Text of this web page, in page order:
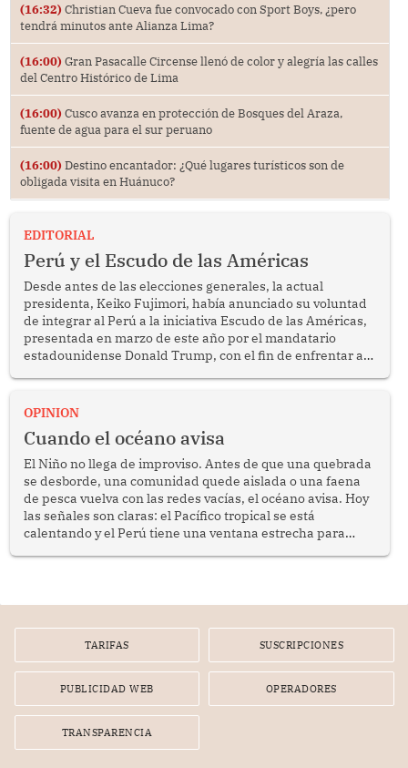
(16:32) Christian Cueva fue convocado con Sport Boys, ¿pero
tendrá minutos ante Alianza Lima?
(16:00) Gran Pasacalle Circense llenó de color y alegría las calles
del Centro Histórico de Lima
(16:00) Cusco avanza en protección de Bosques del Araza,
fuente de agua para el sur peruano
(16:00) Destino encantador: ¿Qué lugares turísticos son de
obligada visita en Huánuco?
EDITORIAL
Perú y el Escudo de las Américas
Desde antes de las elecciones generales, la actual
presidenta, Keiko Fujimori, había anunciado su voluntad
de integrar al Perú a la iniciativa Escudo de las Américas,
presentada en marzo de este año por el mandatario
estadounidense Donald Trump, con el fin de enfrentar al
OPINION
Cuando el océano avisa
El Niño no llega de improviso. Antes de que una quebrada
se desborde, una comunidad quede aislada o una faena
de pesca vuelva con las redes vacías, el océano avisa. Hoy
las señales son claras: el Pacífico tropical se está
calentando y el Perú tiene una ventana estrecha para
TARIFAS SUSCRIPCIONES
PUBLICIDAD WEB OPERADORES
TRANSPARENCIA